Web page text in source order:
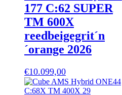
177 C:62 SUPER
TM 600X
reedbeigegrit´n
´orange 2026
€10.099,00